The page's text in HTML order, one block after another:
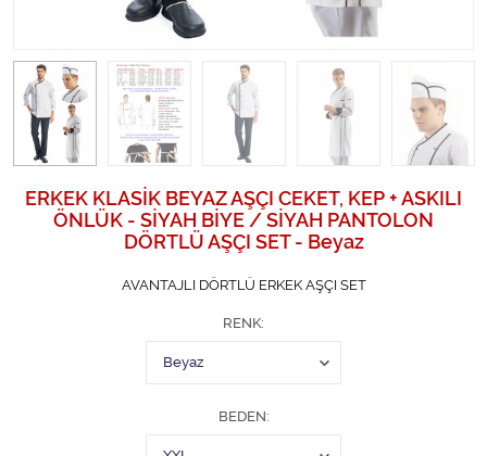
ERKEK KLASİK BEYAZ AŞÇI CEKET, KEP + ASKILI
ÖNLÜK - SİYAH BİYE / SİYAH PANTOLON
DÖRTLÜ AŞÇI SET - Beyaz
AVANTAJLI DÖRTLÜ ERKEK AŞÇI SET
RENK
BEDEN